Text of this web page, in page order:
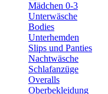
Mädchen 0-3
Unterwäsche
Bodies
Unterhemden
Slips und Panties
Nachtwäsche
Schlafanzüge
Overalls
Oberbekleidung